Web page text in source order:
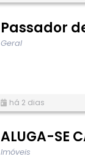
Passador
Geral
há 2 dias
ALUGA-SE
Imóveis